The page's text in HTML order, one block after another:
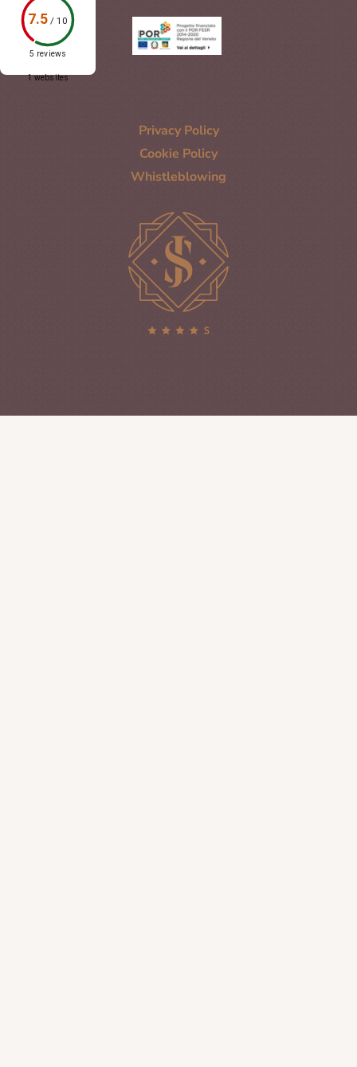
Privacy Policy
Cookie Policy
Whistleblowing
7.5/10
5 reviews
1 websites